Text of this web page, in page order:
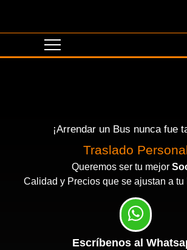
¡Arrendar un Bus nunca fue
Traslado Personal
Eventos
Queremos ser tu mejor
Calidad y Precios que se ajustan a tu
Escríbenos al